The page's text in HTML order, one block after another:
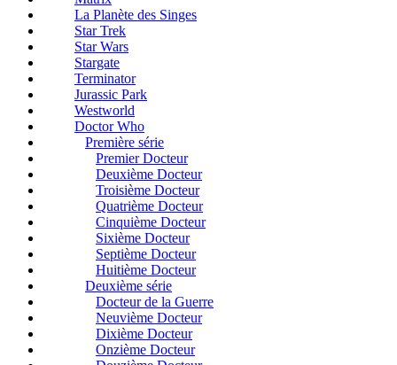
La Planète des Singes
Star Trek
Star Wars
Stargate
Terminator
Jurassic Park
Westworld
Doctor Who
Première série
Premier Docteur
Deuxième Docteur
Troisième Docteur
Quatrième Docteur
Cinquième Docteur
Sixième Docteur
Septième Docteur
Huitième Docteur
Deuxième série
Docteur de la Guerre
Neuvième Docteur
Dixième Docteur
Onzième Docteur